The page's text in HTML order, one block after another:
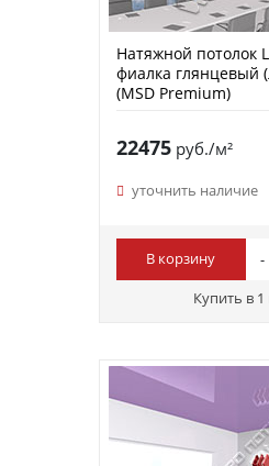
Натяжной потолок
фиалка глянцевый
(MSD Premium)
22475руб./м²
уточнить наличие
В корзину
Купить в 1